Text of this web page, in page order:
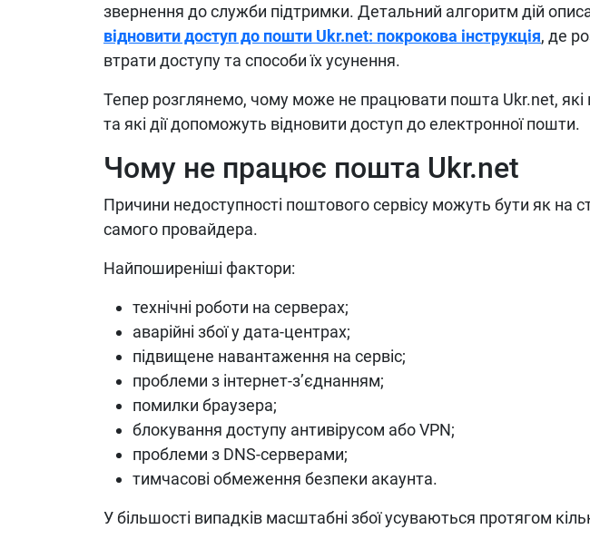
звернення до служби підтримки. Детальний алгоритм дій
відновити доступ до пошти Ukr.net: покрокова інструкція, де
втрати доступу та способи їх усунення.
Тепер розглянемо, чому може не працювати пошта Ukr.net, які
та які дії допоможуть відновити доступ до електронної пошти.
Чому не працює пошта Ukr.net
Причини недоступності поштового сервісу можуть бути як на
самого провайдера.
Найпоширеніші фактори:
технічні роботи на серверах;
аварійні збої у дата-центрах;
підвищене навантаження на сервіс;
проблеми з інтернет-з’єднанням;
помилки браузера;
блокування доступу антивірусом або VPN;
проблеми з DNS-серверами;
тимчасові обмеження безпеки акаунта.
У більшості випадків масштабні збої усуваються протягом